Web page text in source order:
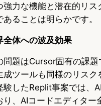
強力な機能と潜在的リ
あることは明らかです。
全体への波及効果
問題はCursor固有の課
成ツールも同様のリス
験したReplit事案では、
り、AIコードエディター